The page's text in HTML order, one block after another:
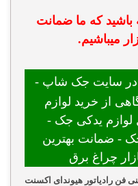
باشید که ما ضمانت
میباشیم.
در سایت جک شاپ -
از خرید لوازم
یدکی جک -
- ضمانت بهترین
چراغ برق
فن رادیاتور هیوندای اکسنت